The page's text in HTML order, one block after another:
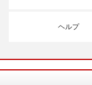
ヘルプ